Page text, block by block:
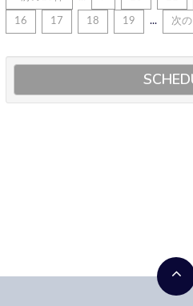
16 17 18 19 ... 次